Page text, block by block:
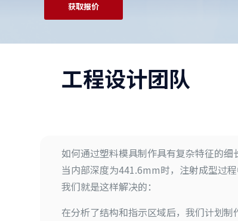
获取报价
工程设计团队
如何通过塑料模具制作具有复杂特征的细
当内部深度为441.6mm时，注射成型过
我们就是这样解决的：
在分析了结构和指示区域后，我们计划